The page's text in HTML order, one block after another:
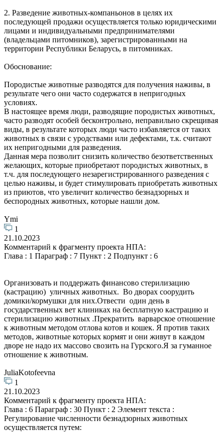
2. Разведение животных-компаньонов в целях их
последующей продажи осуществляется только юридическими
лицами и индивидуальными предпринимателями
(владельцами питомников), зарегистрированными на
территории Республики Беларусь, в питомниках.
Обоснование:
Породистые животные разводятся для получения наживы, в
результате чего они часто содержатся в непригодных
условиях.
В настоящее время люди, разводящие породистых животных,
часто разводят особей бесконтрольно, неправильно скрещивая
виды, в результате которых люди часто избавляется от таких
животных в связи с уродствами или дефектами, т.к. считают
их непригодными для разведения.
Данная мера позволит снизить количество безответственных
желающих, которые приобретают породистых животных, в
т.ч. для последующего незарегистрированного разведения с
целью наживы, и будет стимулировать приобретать животных
из приютов, что увеличит количество безнадзорных и
беспородных животных, которые нашли дом.
Ymi
1
21.10.2023
Комментарий к фрагменту проекта НПА:
Глава : 1 Параграф : 7 Пункт : 2 Подпункт : 6
Организовать и поддержать финансово стерилизацию
(кастрацию) уличных животных. Во дворах соорудить
домики/кормушки для них.Отвести один день в
государственных вет клиниках на бесплатную кастрацию и
стерилизацию животных .Прекратить варварское отношение
к животным методом отлова котов и кошек. Я против таких
методов, животные которых кормят и они живут в каждом
дворе не надо их массово свозить на Гурского.Я за гуманное
отношение к животным.
JuliaKotofeevna
1
21.10.2023
Комментарий к фрагменту проекта НПА:
Глава : 6 Параграф : 30 Пункт : 2 Элемент текста :
Регулирование численности безнадзорных животных
осуществляется путем: